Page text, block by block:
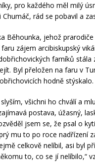
pro každého měl milý
rád se pobavil a
Běhounka, jehož
zájem arcibiskupský
farníků
Byl přeložen na faru v
hodně stýskalo.
všichni ho chválí a
postava, úžasný,
jsem se, že psal o
mu to po roce nadřízení
celkově nelíbil, asi byl
to, co se jí nelíbilo,“